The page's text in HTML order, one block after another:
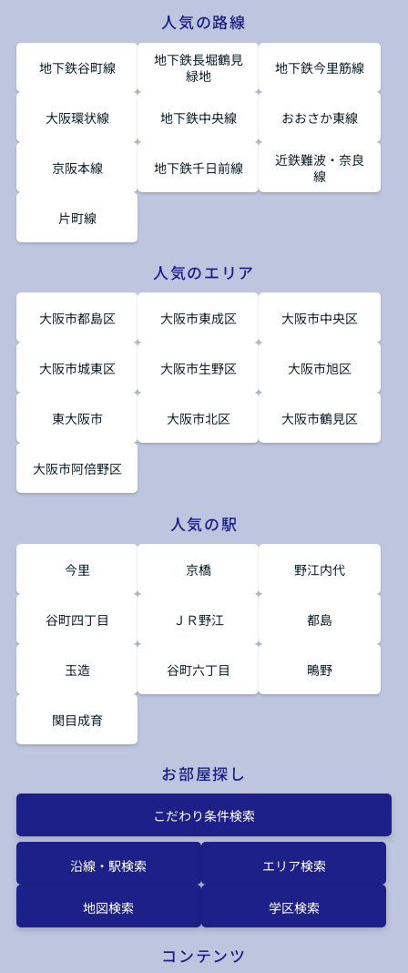
人気の路線
地下鉄谷町線
地下鉄長堀鶴見
緑地
地下鉄今里筋線
大阪環状線 地下鉄中央線 おおさか東線
京阪本線 地下鉄千日前線
近鉄難波・奈良
線
片町線
人気のエリア
大阪市都島区 大阪市東成区 大阪市中央区
大阪市城東区 大阪市生野区 大阪市旭区
東大阪市 大阪市北区 大阪市鶴見区
大阪市阿倍野区
人気の駅
今里 京橋 野江内代
谷町四丁目 ＪＲ野江 都島
玉造 谷町六丁目 鴫野
関目成育
お部屋探し
こだわり条件検索
沿線・駅検索 エリア検索
地図検索 学区検索
コンテンツ